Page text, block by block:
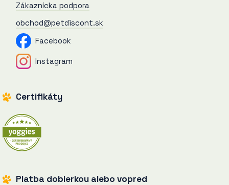
Zákaznícka podpora
obchod@petdiscont.sk
Facebook
Instagram
Certifikáty
Platba dobierkou alebo vopred